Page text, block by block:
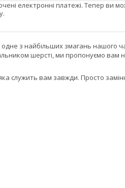
електронні платежі. Тепер ви
з найбільших змагань нашого
шерсті, ми пропонуємо вам
служить вам завжди. Просто